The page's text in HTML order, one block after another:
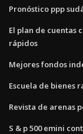
Pronóstico ppp
El plan de cuentas
rápidos
Mejores fondos
Escuela de bienes
Revista de arenas
S & p 500 emini